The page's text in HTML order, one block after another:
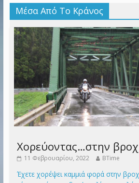
Μέσα Από Το Κράνος
Χορεύοντας…στην
11 Φεβρουαρίου, 2022 BTime
Έχετε χορέψει καμμιά φορά στην